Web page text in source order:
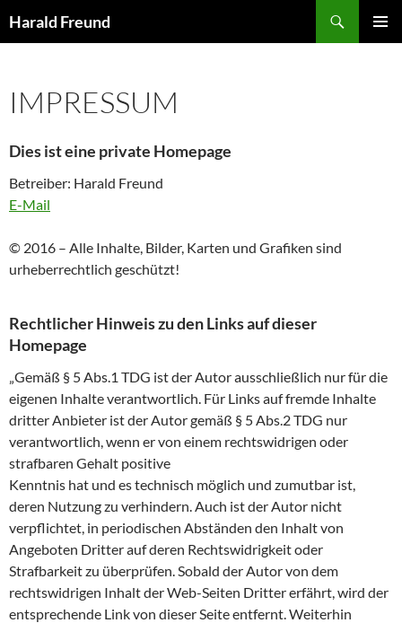
Inhalt
Harald Freund
IMPRESSUM
Dies ist eine private Homepage
Betreiber: Harald Freund
E-Mail
© 2016 – Alle Inhalte, Bilder, Karten und Grafiken sind
urheberrechtlich geschützt!
Rechtlicher Hinweis zu den Links auf dieser
Homepage
„Gemäß § 5 Abs.1 TDG ist der Autor ausschließlich nur für die
eigenen Inhalte verantwortlich. Für Links auf fremde Inhalte
dritter Anbieter ist der Autor gemäß § 5 Abs.2 TDG nur
verantwortlich, wenn er von einem rechtswidrigen oder
strafbaren Gehalt positive
Kenntnis hat und es technisch möglich und zumutbar ist,
deren Nutzung zu verhindern. Auch ist der Autor nicht
verpflichtet, in periodischen Abständen den Inhalt von
Angeboten Dritter auf deren Rechtswidrigkeit oder
Strafbarkeit zu überprüfen. Sobald der Autor von dem
rechtswidrigen Inhalt der Web-Seiten Dritter erfährt, wird der
entsprechende Link von dieser Seite entfernt. Weiterhin